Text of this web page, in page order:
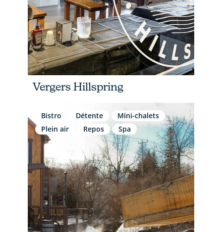
Vergers Hillspring
Bistro Détente
Mini-chalets
Plein air
Repos Spa